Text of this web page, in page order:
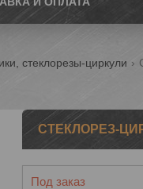
стеклорезы-циркули
СТЕКЛОРЕЗ-
Под заказ